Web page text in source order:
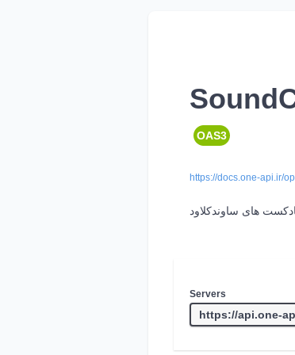
OAS3
https://docs.one-api.ir/
های ساوندکلاود
Servers